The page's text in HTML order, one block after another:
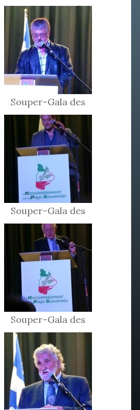
Patriotes 2015
Souper-Gala des
Patriotes 2015
Souper-Gala des
Patriotes 2015
Souper-Gala des
Patriotes 2015